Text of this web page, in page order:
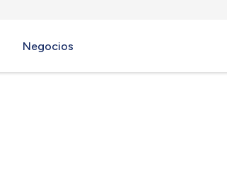
Negocios